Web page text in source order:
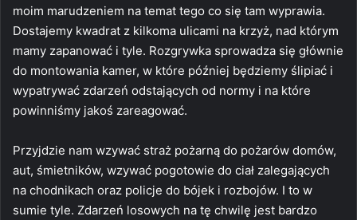
moim marudzeniem na temat tego co się tam wyprawia.
Dostajemy kwadrat z kilkoma ulicami na krzyż, nad którym
mamy zapanować i tyle. Rozgrywka sprowadza się głównie
do montowania kamer, w które później będziemy ślipiać i
wypatrywać zdarzeń odstających od normy i na które
powinniśmy jakoś zareagować.
Przyjdzie nam wzywać straż pożarną do pożarów domów,
aut, śmietników, wzywać pogotowie do ciał zalegających
na chodnikach oraz policje do bójek i rozbojów. I to w
sumie tyle. Zdarzeń losowych na tę chwilę jest bardzo